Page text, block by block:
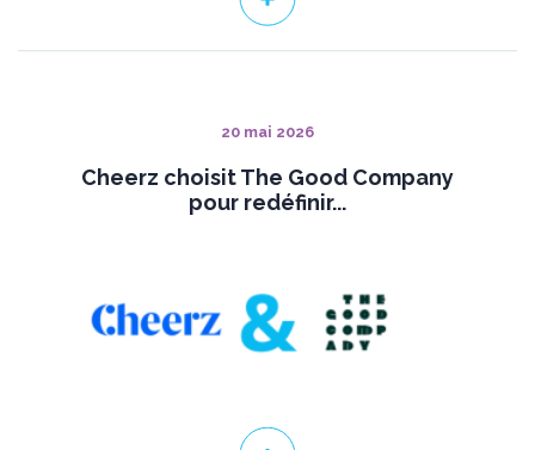
20 mai 2026
Cheerz choisit The Good Company
pour redéfinir...